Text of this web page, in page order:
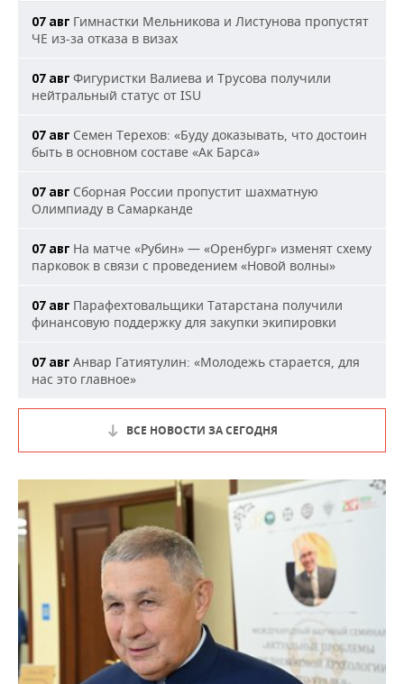
07 авг Гимнастки Мельникова и Листунова пропустят
ЧЕ из-за отказа в визах
07 авг Фигуристки Валиева и Трусова получили
нейтральный статус от ISU
07 авг Семен Терехов: «Буду доказывать, что достоин
быть в основном составе «Ак Барса»
07 авг Сборная России пропустит шахматную
Олимпиаду в Самарканде
07 авг На матче «Рубин» — «Оренбург» изменят схему
парковок в связи с проведением «Новой волны»
07 авг Парафехтовальщики Татарстана получили
финансовую поддержку для закупки экипировки
07 авг Анвар Гатиятулин: «Молодежь старается, для
нас это главное»
ВСЕ НОВОСТИ ЗА СЕГОДНЯ